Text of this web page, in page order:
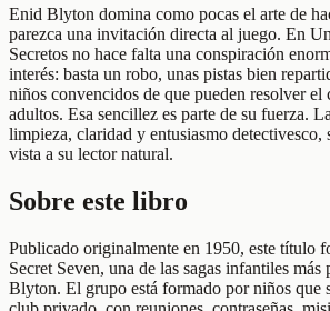
Enid Blyton domina como pocas el arte de
parezca una invitación directa al juego. En
Secretos no hace falta una conspiración
interés: basta un robo, unas pistas bien
niños convencidos de que pueden resolver el
adultos. Esa sencillez es parte de su fuerza.
limpieza, claridad y entusiasmo detectivesco,
vista a su lector natural.
Sobre este libro
Publicado originalmente en 1950, este título
Secret Seven, una de las sagas infantiles más
Blyton. El grupo está formado por niños que